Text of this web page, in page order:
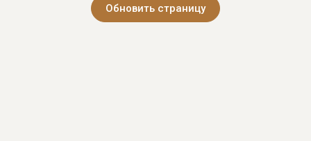
Обновить страницу